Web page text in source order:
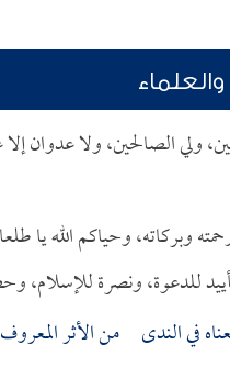
ولي الصالحين، ولا عدوان
وبركاته، وحياكم الله يا
للدعوة، ونصرة للإسلام،
في الندى من الأثر